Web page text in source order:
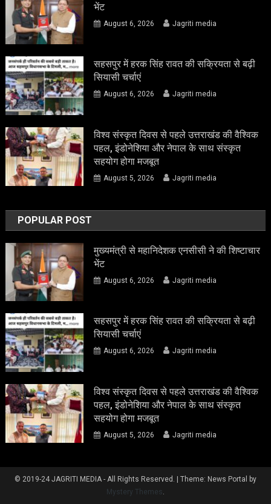
भेंट
August 6, 2026 Jagriti media
सहसपुर में हरक सिंह रावत की सक्रियता से बढ़ी
सियासी चर्चाएं
August 6, 2026 Jagriti media
विश्व संस्कृत दिवस से पहले उत्तराखंड की वैश्विक
पहल, इंडोनेशिया और नेपाल के साथ संस्कृत
सहयोग होगा मजबूत
August 5, 2026 Jagriti media
POPULAR POST
मुख्यमंत्री से महानिदेशक एनसीसी ने की शिष्टाचार
भेंट
August 6, 2026 Jagriti media
सहसपुर में हरक सिंह रावत की सक्रियता से बढ़ी
सियासी चर्चाएं
August 6, 2026 Jagriti media
विश्व संस्कृत दिवस से पहले उत्तराखंड की वैश्विक
पहल, इंडोनेशिया और नेपाल के साथ संस्कृत
सहयोग होगा मजबूत
August 5, 2026 Jagriti media
© 2019-24 JAGRITI MEDIA - All Rights Reserved. | Theme: News Portal by
Mystery Themes.